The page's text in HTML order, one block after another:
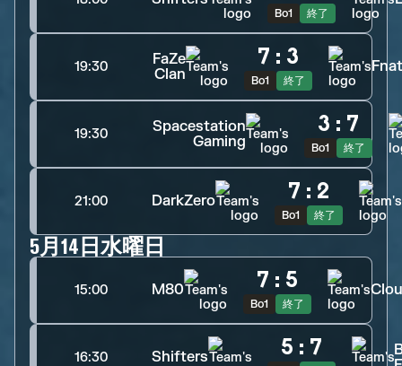
Bo1 終了
19:30
FaZe
Clan
7 : 3
Bo1 終了
19:30
Spacestation
Gaming
3 : 7
Bo1 終了
21:00 DarkZero 7 : 2
Bo1 終了
5月14日水曜日
15:00 M80 7 : 5
Bo1 終了
16:30 Shifters 5 : 7